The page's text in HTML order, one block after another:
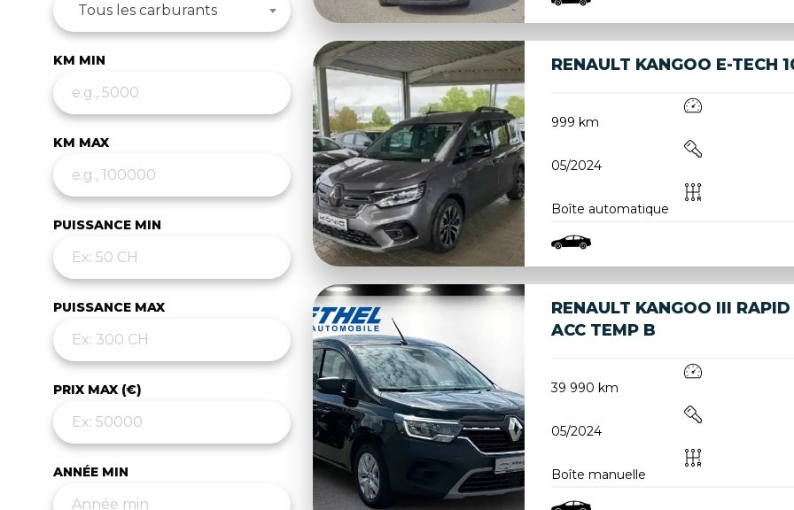
Tous les carburants
KM MIN
KM MAX
PUISSANCE MIN
PUISSANCE MAX
PRIX MAX (€)
ANNÉE MIN
RENAULT KANGOO E-TECH
999 km
05/2024
Boîte automatique
RENAULT KANGOO III
ACC TEMP B
39 990 km
05/2024
Boîte manuelle